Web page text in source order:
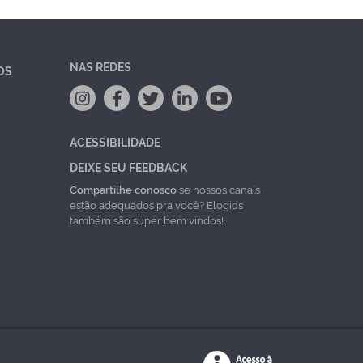
NAS REDES
ACESSIBILIDADE
DEIXE SEU FEEDBACK
Compartilhe conoscose nossos canais
estão adequados pra você? Elogios
também são super bem vindos!